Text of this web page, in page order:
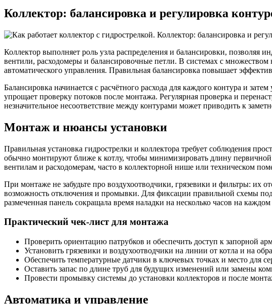
Коллектор: балансировка и регулировка
Коллектор выполняет роль узла распределения и балансировки, позволяя
вентили, расходомеры и балансировочные петли. В системах с
автоматического управления. Правильная балансировка повышает
Балансировка начинается с расчётного расхода для каждого контура и
упрощает проверку потоков после монтажа. Регулярная проверка и
незначительное несоответствие между контурами может приводить к
Монтаж и нюансы установки
Правильная установка гидрострелки и коллектора требует соблюдения
обычно монтируют ближе к котлу, чтобы минимизировать длину
вентилам и расходомерам, часто в коллекторной нише или техническом
При монтаже не забудьте про воздухоотводчики, грязевики и фильтры: их
возможность отключения и промывки. Для фиксации правильной схемы
размеченная панель сокращала время наладки на несколько часов на каждом
Практический чек-лист для монтажа
Проверить ориентацию патрубков и обеспечить доступ к запорной
Установить грязевики и воздухоотводчики на линии от котла и на
Обеспечить температурные датчики в ключевых точках и место для
Оставить запас по длине труб для будущих изменений или замены
Провести промывку системы до установки коллекторов и после
Автоматика и управление